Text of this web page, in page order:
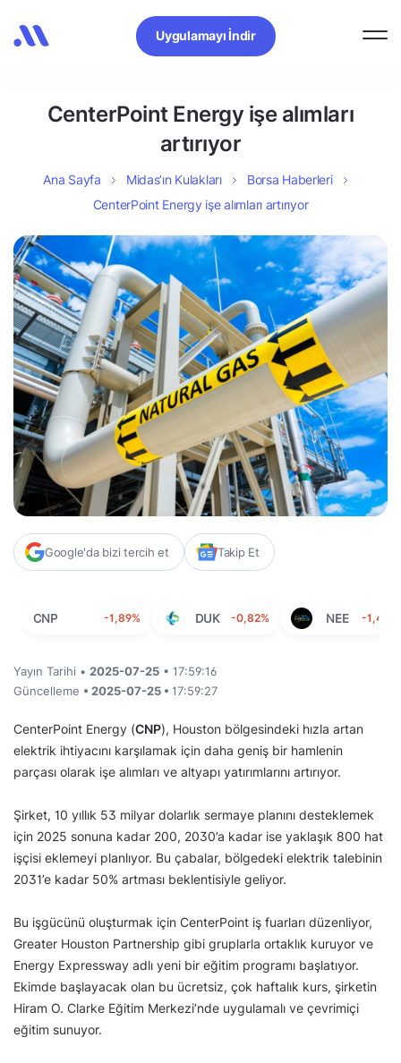
Uygulamayı İndir
CenterPoint Energy işe alımları
artırıyor
Ana Sayfa Midas’ın Kulakları
Borsa Haberleri
CenterPoint Energy işe alımları artırıyor
Google'da bizi tercih et Takip Et
CNP -1,89% DUK -0,82% NEE -1,42%
Yayın Tarihi • 2025-07-25 • 17:59:16
Güncelleme • 2025-07-25 • 17:59:27
CenterPoint Energy (CNP), Houston bölgesindeki hızla artan
elektrik ihtiyacını karşılamak için daha geniş bir hamlenin
parçası olarak işe alımları ve altyapı yatırımlarını artırıyor.
Şirket, 10 yıllık 53 milyar dolarlık sermaye planını desteklemek
için 2025 sonuna kadar 200, 2030’a kadar ise yaklaşık 800 hat
işçisi eklemeyi planlıyor. Bu çabalar, bölgedeki elektrik talebinin
2031’e kadar 50% artması beklentisiyle geliyor.
Bu işgücünü oluşturmak için CenterPoint iş fuarları düzenliyor,
Greater Houston Partnership gibi gruplarla ortaklık kuruyor ve
Energy Expressway adlı yeni bir eğitim programı başlatıyor.
Ekimde başlayacak olan bu ücretsiz, çok haftalık kurs, şirketin
Hiram O. Clarke Eğitim Merkezi’nde uygulamalı ve çevrimiçi
eğitim sunuyor.